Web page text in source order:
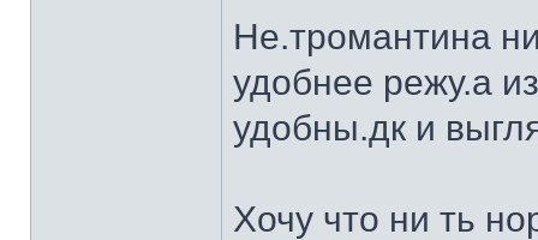
Не.тромантина
удобнее режу.а
удобны.дк и
Хочу что ни ть